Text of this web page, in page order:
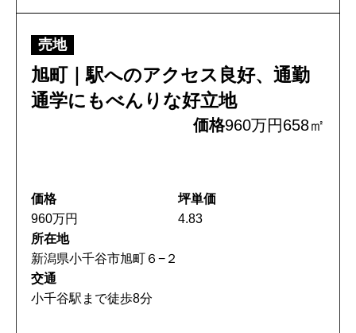
TEL:0258-82-0535
売地
旭町｜駅へのアクセス良好、通勤
通学にもべんりな好立地
価格960万円658㎡
価格
960万円
坪単価
4.83
所在地
新潟県小千谷市旭町６−２
交通
小千谷駅まで徒歩8分